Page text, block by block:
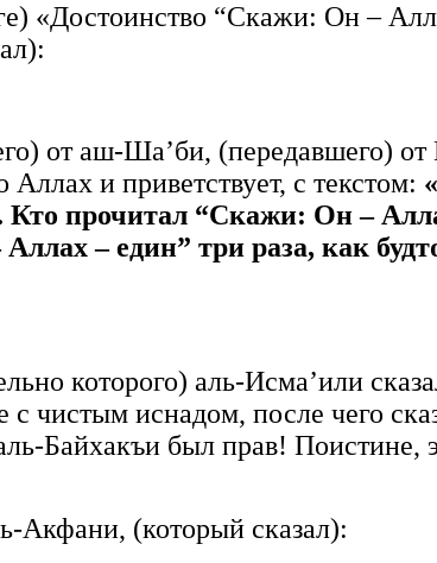
«Достоинство “Скажи: Он –
от аш-Ша’би, (передавшего)
и приветствует, с текстом:
Кто прочитал “Скажи: Он –
– един” три раза, как
которого) аль-Исма’или
чистым иснадом, после чего
Байхакъи был прав! Поистине,
Акфани, (который сказал):